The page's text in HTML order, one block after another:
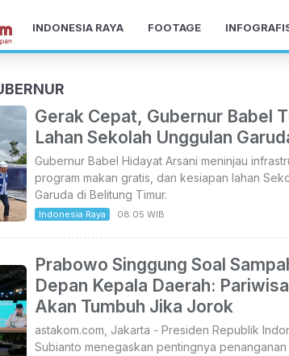
INDONESIA RAYA FOOTAGE
Gerak Cepat, Gubernur Babel
Lahan Sekolah Unggulan
Gubernur Babel Hidayat Arsani meninjau
program makan gratis, dan kesiapan lahan
Garuda di Belitung Timur.
Indonesia Raya 08:05 WIB
Prabowo Singgung Soal
Depan Kepala Daerah:
Akan Tumbuh Jika Jorok
astakom.com, Jakarta - Presiden Republik
Subianto menegaskan pentingnya penanganan